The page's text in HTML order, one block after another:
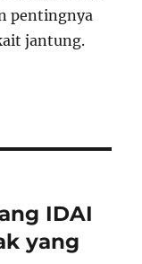
pentingnya
jantung.
IDAI
yang